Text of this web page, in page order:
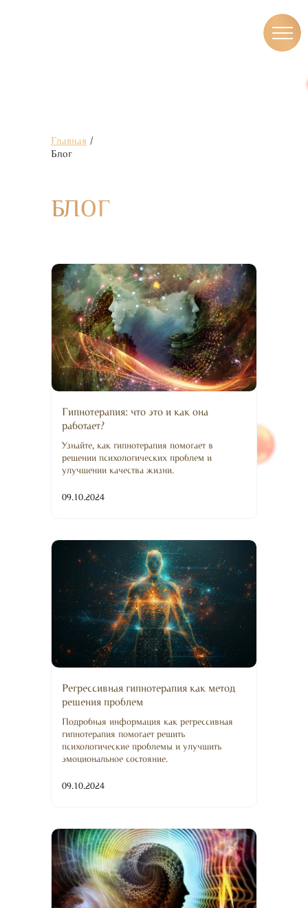
Главная /
Блог
БЛОГ
Гипнотерапия: что это и как она
работает?
Узнайте, как гипнотерапия помогает в
решении психологических проблем и
улучшении качества жизни.
09.10.2024
Регрессивная гипнотерапия как метод
решения проблем
Подробная информация как регрессивная
гипнотерапия помогает решить
психологические проблемы и улучшить
эмоциональное состояние.
09.10.2024